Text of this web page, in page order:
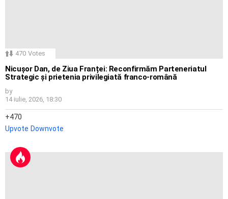
470 Votes
Nicușor Dan, de Ziua Franței: Reconfirmăm Parteneriatul
Strategic și prietenia privilegiată franco-română
by
14 iulie, 2026, 18:30
470
Upvote Downvote